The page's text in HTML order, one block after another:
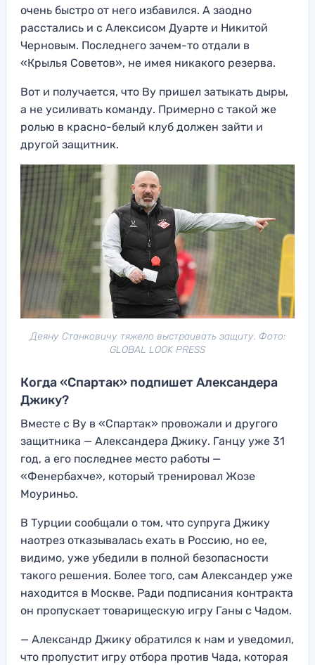
очень быстро от него избавился. А заодно
расстались и с Алексисом Дуарте и Никитой
Черновым. Последнего зачем-то отдали в
«Крылья Советов», не имея никакого резерва.
Вот и получается, что Ву пришел затыкать дыры,
а не усиливать команду. Примерно с такой же
ролью в красно-белый клуб должен зайти и
другой защитник.
Деяну Станковичу тяжело выстраивать защиту. Фото:
GLOBAL LOOK PRESS
Когда «Спартак» подпишет Александера
Джику?
Вместе с Ву в «Спартак» провожали и другого
защитника — Александера Джику. Ганцу уже 31
год, а его последнее место работы —
«Фенербахче», который тренировал Жозе
Моуриньо.
В Турции сообщали о том, что супруга Джику
наотрез отказывалась ехать в Россию, но ее,
видимо, уже убедили в полной безопасности
такого решения. Более того, сам Александер уже
находится в Москве. Ради подписания контракта
он пропускает товарищескую игру Ганы с Чадом.
— Александр Джику обратился к нам и уведомил,
что пропустит игру отбора против Чада, которая